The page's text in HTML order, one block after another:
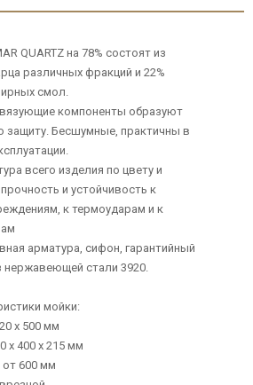
QUARTZ на 78% состоят из
различных фракций и 22%
смол.
компоненты образуют
защиту. Бесшумные, практичны в
всего изделия по цвету и
и устойчивость к
к термоударам и к
арматура, сифон, гарантийный
нержавеющей стали 3920.
мойки:
x 500 мм
x 400 х 215 мм
от 600 мм